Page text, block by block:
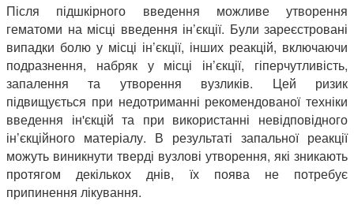
Після підшкірного введення можливе утворення
гематоми на місці введення ін’єкції. Були зареєстровані
випадки болю у місці ін’єкції, інших реакцій, включаючи
подразнення, набряк у місці ін’єкції, гіперчутливість,
запалення та утворення вузликів. Цей ризик
підвищується при недотриманні рекомендованої техніки
введення ін'єкцій та при використанні невідповідного
ін’єкційного матеріалу. В результаті запальної реакції
можуть виникнути тверді вузлові утворення, які зникають
протягом декількох днів, їх поява не потребує
припинення лікування.